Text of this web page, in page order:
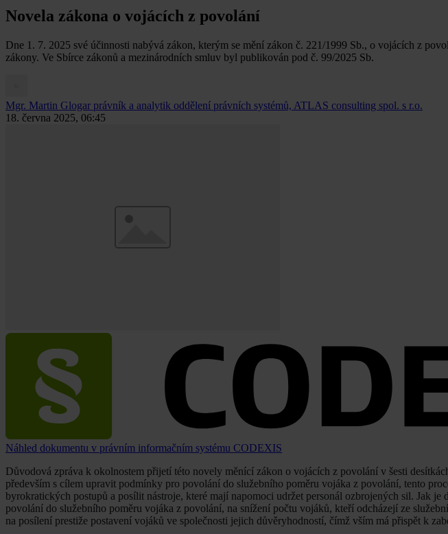
Novela zákona o vojácích z povolání
Dne 1. 7. 2025 své účinnosti nabývá zákon, kterým se mění zákon č. 221/1999 Sb., o vojácích z
zákony. Ve Sbírce zákonů a mezinárodních smluv byl publikován pod č. 99/2025 Sb.
Mgr. Martin Glogar právník a analytik oddělení právních systémů, ATLAS consulting spol. s r.o.
18. června 2025, 06:45
Náhled dokumentu v právním informačním systému CODEXIS
Důvodová zpráva k okolnostem přijetí této novely měnící zákon o vojácích z povolání v šesti
především s cílem upravit podmínky pro povolání do služebního poměru vojáka z povolání, tento
byrokratických postupů a posílit nástroje, které mají napomoci udržet personál ozbrojených sil. Jak je
povolání do služebního poměru vojáka z povolání, na snížení počtu vojáků, kteří odcházejí ze
na posílení prestiže postavení vojáků ve společnosti jejich důvěryhodností, čímž vším má přispět k